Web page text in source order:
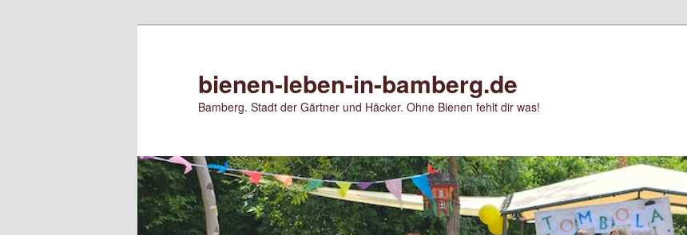
bienen-leben-in-bamberg.de
Bamberg. Stadt der Gärtner und Häcker. Ohne Bienen fehlt dir was!